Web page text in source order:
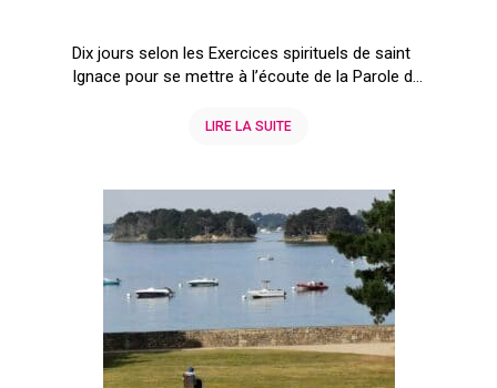
Dix jours selon les Exercices spirituels de saint
Ignace pour se mettre à l’écoute de la Parole d...
LIRE LA SUITE